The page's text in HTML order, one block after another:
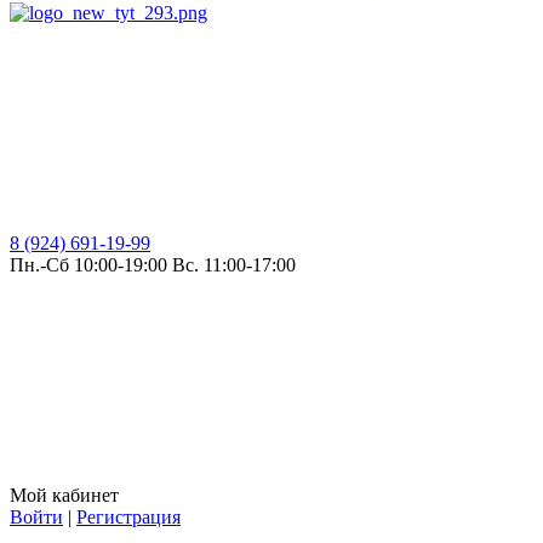
8 (924) 691-19-99
Пн.-Сб 10:00-19:00 Вс. 11:00-17:00
Мой кабинет
Войти | Регистрация